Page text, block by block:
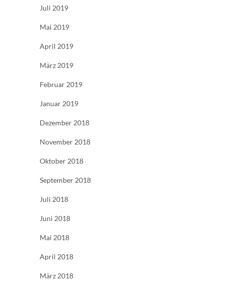
Juli 2019
Mai 2019
April 2019
März 2019
Februar 2019
Januar 2019
Dezember 2018
November 2018
Oktober 2018
September 2018
Juli 2018
Juni 2018
Mai 2018
April 2018
März 2018